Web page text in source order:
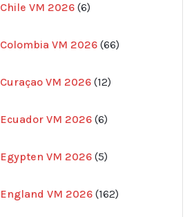
Chile VM 2026 6
produkter
Colombia VM 2026 66
produkter
Curaçao VM 2026 12
produkter
Ecuador VM 2026 6
produkter
Egypten VM 2026 5
produkter
England VM 2026 162
produkter